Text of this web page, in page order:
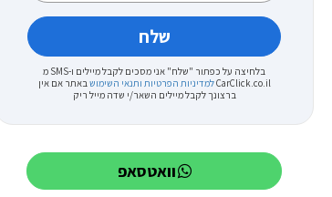
בלחיצה על כפתור "שלח" אני מסכים לקבל מיילים ו-SMS מ
CarClick.co.ilלמדיניות הפרטיות ותנאי השימושבאתר אם אין
ברצונך לקבל מיילים השאר/י שדה מייל ריק
וואטסאפ